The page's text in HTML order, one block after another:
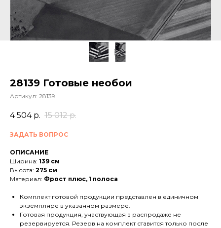
28139 Готовые необои
Артикул: 28139
4 504 р. 15 012 р.
ЗАДАТЬ ВОПРОС
ОПИСАНИЕ
Ширина: 139 см
Высота: 275 см
Материал: Фрост плюс, 1 полоса
Комплект готовой продукции представлен в единичном
экземпляре в указанном размере.
Готовая продукция, участвующая в распродаже не
резервируется. Резерв на комплект ставится только после